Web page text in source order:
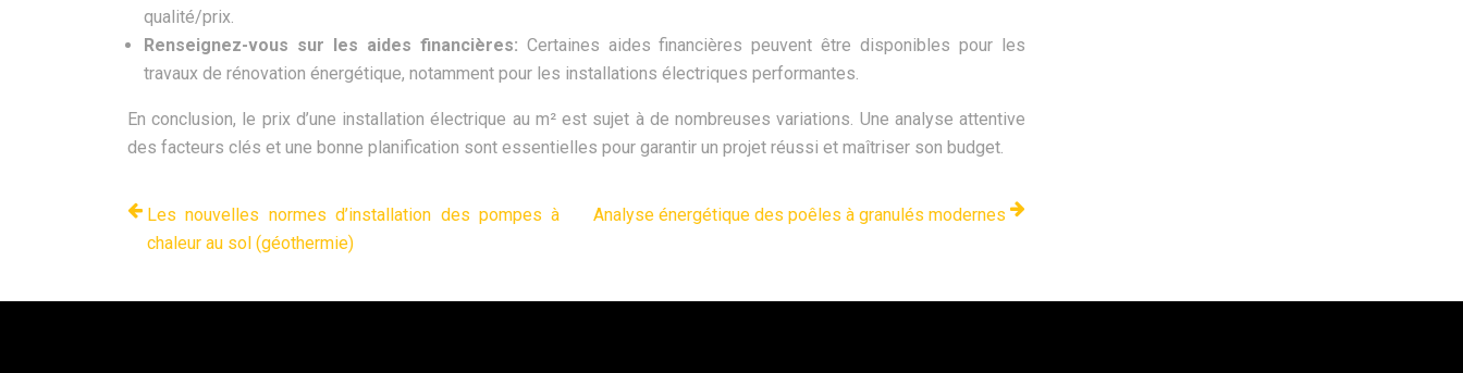
qualité/prix.
Renseignez-vous sur les aides financières: Certaines aides financières peuvent être disponibles pour les
travaux de rénovation énergétique, notamment pour les installations électriques performantes.
En conclusion, le prix d’une installation électrique au m² est sujet à de nombreuses variations. Une analyse attentive
des facteurs clés et une bonne planification sont essentielles pour garantir un projet réussi et maîtriser son budget.
Les nouvelles normes d’installation des pompes à
chaleur au sol (géothermie)
Analyse énergétique des poêles à granulés modernes